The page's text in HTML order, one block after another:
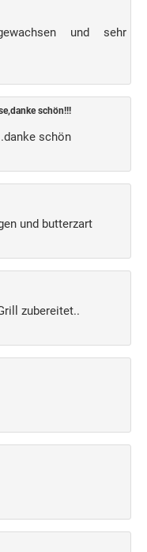
und sehr
schön!!!
schön
und butterzart
zubereitet..